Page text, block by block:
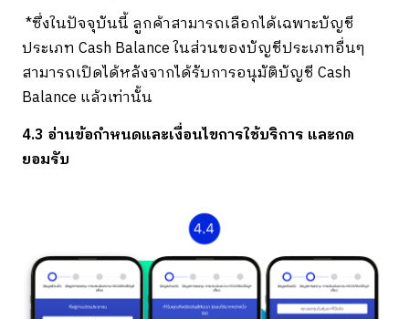
*ซึ่งในปัจจุบันนี้ ลูกค้าสามารถเลือกได้เฉพาะบัญชี
ประเภท Cash Balance ในส่วนของบัญชีประเภทอื่นๆ
สามารถเปิดได้หลังจากได้รับการอนุมัติบัญชี Cash
Balance แล้วเท่านั้น
4.3 อ่านข้อกำหนดและเงื่อนไขการใช้บริการ และกด
ยอมรับ